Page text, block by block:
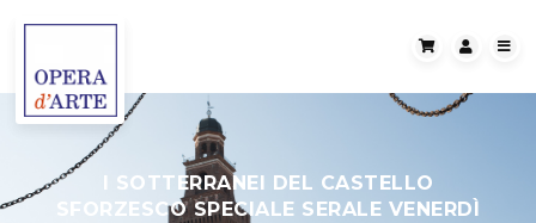
I SOTTERRANEI DEL CASTELLO
SFORZESCO SPECIALE SERALE VENERDÌ